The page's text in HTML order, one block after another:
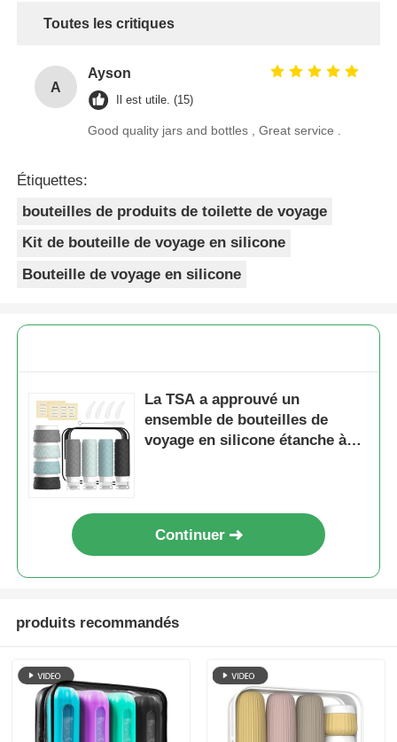
Toutes les critiques
A
Ayson
Il est utile. (15)
Good quality jars and bottles , Great service .
Étiquettes:
bouteilles de produits de toilette de voyage
Kit de bouteille de voyage en silicone
Bouteille de voyage en silicone
La TSA a approuvé un
ensemble de bouteilles de
voyage en silicone étanche à
Continuer
produits recommandés